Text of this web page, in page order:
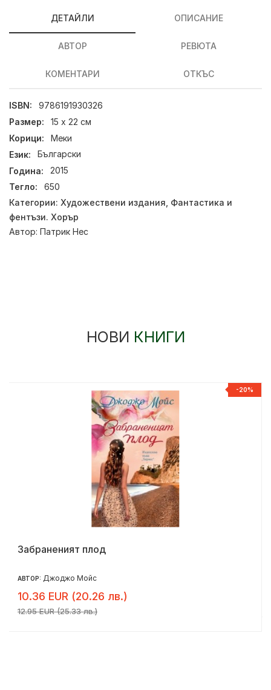
ДЕТАЙЛИ ОПИСАНИЕ
АВТОР РЕВЮТА
КОМЕНТАРИ ОТКЪС
ISBN:
9786191930326
Размер:
15 х 22 см
Корици:
Меки
Език:
Български
Година:
2015
Тегло:
650
Категории: Художествени издания Фантастика и
фентъзи. Хорър
Автор: Патрик Нес
НОВИ КНИГИ
-20%
Забраненият плод
АВТОР: Джоджо Мойс
10.36 EUR (20.26 лв.)
12.95 EUR (25.33 лв.)